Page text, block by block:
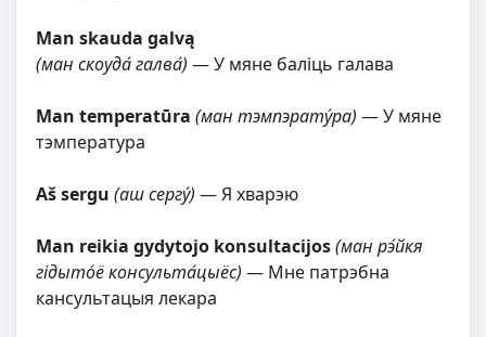
Man skauda galvą
(ман скоуда́ галва́) — У мяне баліць галава
Man temperatūra (ман тэмпэрату́ра) — У мяне
тэмпература
Aš sergu (аш сергу́) — Я хварэю
Man reikia gydytojo konsultacijos(ман рэ́йкя
гідыто́ё консульта́цыёс) — Мне патрэбна
кансультацыя лекара